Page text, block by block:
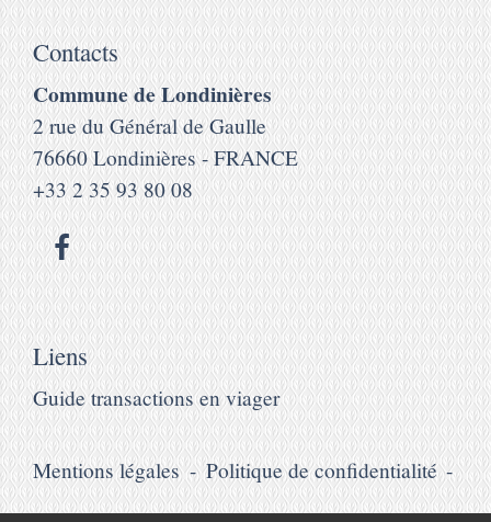
Contacts
Commune de Londinières
2 rue du Général de Gaulle
76660 Londinières - FRANCE
+33 2 35 93 80 08
Liens
Guide transactions en viager
Mentions légales - Politique de confidentialité -